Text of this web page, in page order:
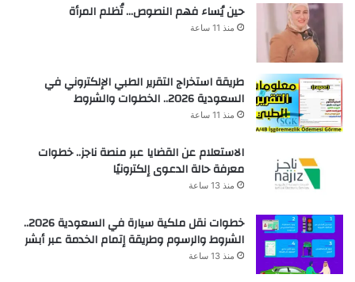
حين يُساء فهم النصوص… تُظلم المرأة
منذ 11 ساعة
طريقة استخراج التقرير الطبي الإلكتروني في
السعودية 2026.. الخطوات والشروط
منذ 11 ساعة
الاستعلام عن القضايا عبر منصة ناجز.. خطوات
معرفة حالة الدعوى إلكترونيًا
منذ 13 ساعة
خطوات نقل ملكية سيارة في السعودية 2026..
الشروط والرسوم وطريقة إتمام الخدمة عبر أبشر
منذ 13 ساعة